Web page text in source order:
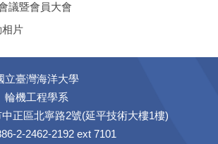
議暨會員大會
相片
立臺灣海洋大學
輪機工程學系
正區北寧路2號(延平技術大樓1樓)
2-2462-2192 ext 7101